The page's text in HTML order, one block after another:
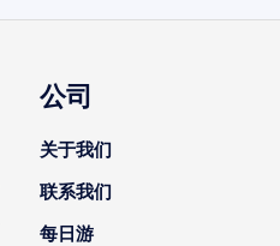
公司
关于我们
联系我们
每日游